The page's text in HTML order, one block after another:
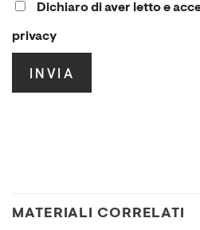
Dichiaro di aver letto e
privacy
MATERIALI CORRELATI